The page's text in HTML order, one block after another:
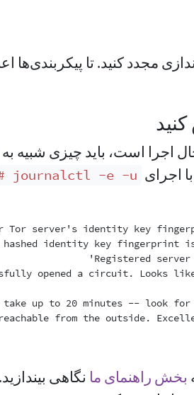
مجدد کنید. تا پیکربندی‌ها
اجرا است، باید چیزی شبیه به
با اجرای journalctl -e -u
بخش راهنمای ما نگاهی